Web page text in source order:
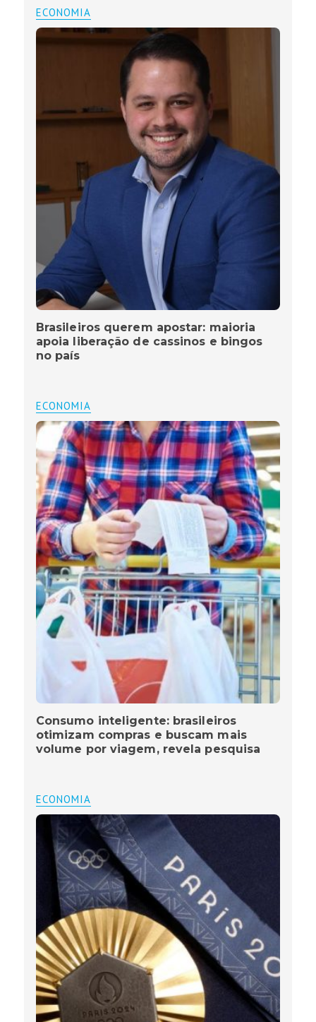
ECONOMIA
Brasileiros querem apostar: maioria
apoia liberação de cassinos e bingos
no país
ECONOMIA
Consumo inteligente: brasileiros
otimizam compras e buscam mais
volume por viagem, revela pesquisa
ECONOMIA